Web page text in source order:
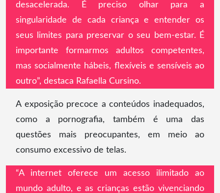
desacelerada. É preciso olhar para a
singularidade de cada criança e entender os
seus limites para preservar o seu bem-estar. É
importante formarmos adultos competentes,
mas socialmente hábeis, flexíveis e sensíveis ao
outro”, destaca Rafaella Cursino.
A exposição precoce a conteúdos inadequados,
como a pornografia, também é uma das
questões mais preocupantes, em meio ao
consumo excessivo de telas.
“A internet oferece um acesso ilimitado ao
mundo adulto, e as crianças estão vivenciando